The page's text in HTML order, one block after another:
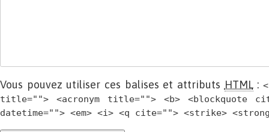
Vous pouvez utiliser ces balises et attributs HTML:
title=""> <acronym title=""> <b> <blockquote
datetime=""> <em> <i> <q cite=""> <strike>